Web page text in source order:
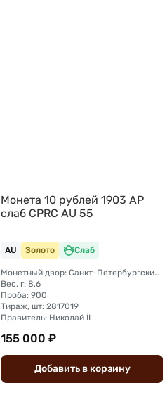
Монета 10 рублей 1903 АР
слаб CPRC AU 55
AU Золото Слаб
Монетный двор: Санкт-Петербургский монетный двор
Вес, г: 8,6
Проба: 900
Тираж, шт: 2817019
Правитель: Николай II
155 000 ₽
Добавить вкорзину